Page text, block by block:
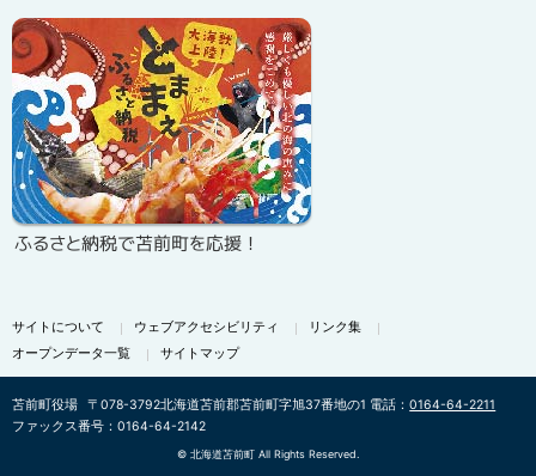
ッ
ク
ア
ッ
プ
ふるさと納税で苫前町を応援！
サイトについて ウェブアクセシビリティ
リンク集
オープンデータ一覧
サイトマップ
苫前町役場 〒078-3792北海道苫前郡苫前町字旭37番地の1 電話：0164-64-2211
ファックス番号：0164-64-2142
© 北海道苫前町 All Rights Reserved.